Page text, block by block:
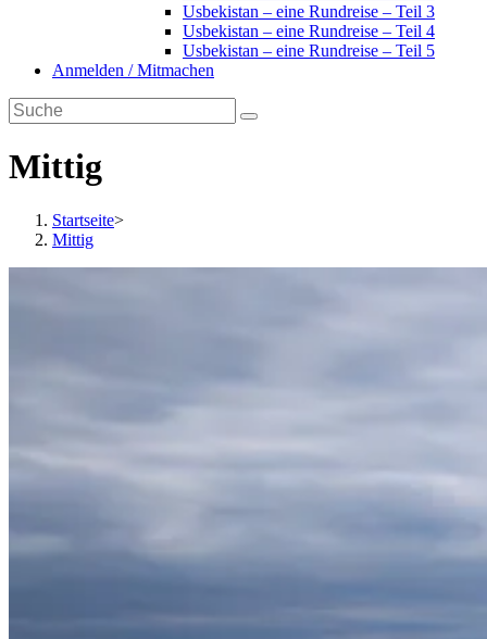
Usbekistan – eine Rundreise – Teil 3
Usbekistan – eine Rundreise – Teil 4
Usbekistan – eine Rundreise – Teil 5
Anmelden / Mitmachen
Mittig
Startseite>
Mittig